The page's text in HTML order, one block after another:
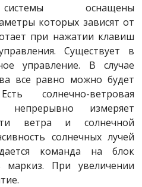
оснащены
которых зависят от
при нажатии клавиш
Существует в
управление. В случае
все равно можно будет
солнечно-ветровая
непрерывно измеряет
ветра и солнечной
солнечных лучей
команда на блок
маркиз. При увеличении